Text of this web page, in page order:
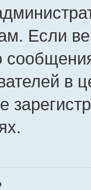
Если
в